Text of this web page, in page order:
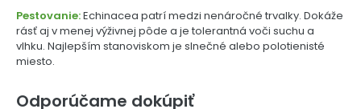
Pestovanie:Echinacea patrí medzi nenáročné trvalky. Dokáže
rásť aj v menej výživnej pôde a je tolerantná voči suchu a
vlhku. Najlepším stanoviskom je slnečné alebo polotienisté
miesto.
Odporúčame dokúpiť